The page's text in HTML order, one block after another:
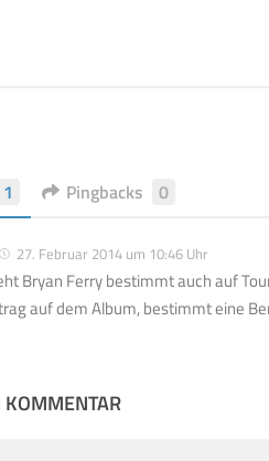
1 Pingbacks 0
27. Februar 2014 um 10:46 Uhr
Bryan Ferry bestimmt auch auf
auf dem Album, bestimmt eine
KOMMENTAR